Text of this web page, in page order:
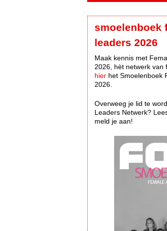
smoelenboek
leaders 2026
Maak kennis met
2026, hèt netwerk van
hier het Smoelenboek
2026.
Overweeg je lid te
Leaders Netwerk?
meld je aan!